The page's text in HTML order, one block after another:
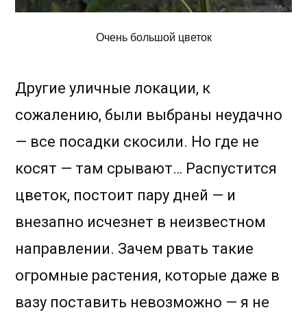
Очень большой цветок
Другие уличные локации, к
сожалению, были выбраны неудачно
— все посадки скосили. Но где не
косят — там срывают… Распустится
цветок, постоит пару дней — и
внезапно исчезнет в неизвестном
направлении. Зачем рвать такие
огромные растения, которые даже в
вазу поставить невозможно — я не